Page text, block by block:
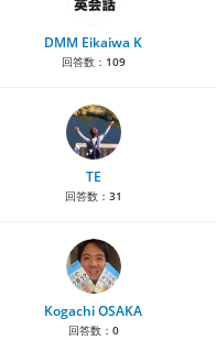
DMM Eikaiwa K
回答数： 109
TE
回答数： 31
Kogachi OSAKA
回答数： 0